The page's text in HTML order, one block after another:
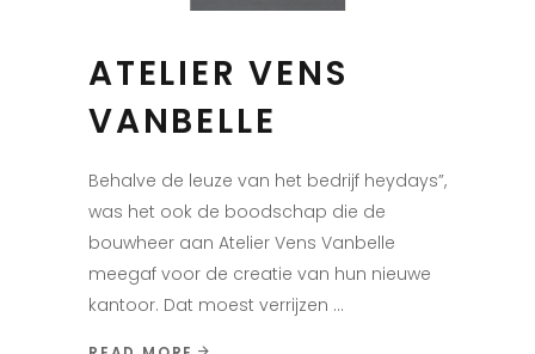
ATELIER VENS
VANBELLE
Behalve de leuze van het bedrijf heydays”,
was het ook de boodschap die de
bouwheer aan Atelier Vens Vanbelle
meegaf voor de creatie van hun nieuwe
kantoor. Dat moest verrijzen